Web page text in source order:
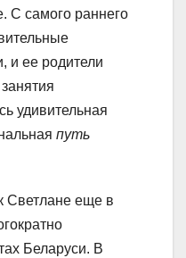
С самого раннего
и ее родители
удивительная
путь
Светлане еще в
Беларуси. В